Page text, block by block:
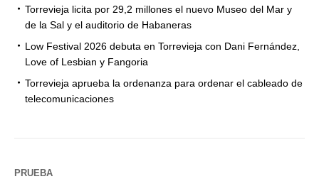
Torrevieja licita por 29,2 millones el nuevo Museo del Mar y
de la Sal y el auditorio de Habaneras
Low Festival 2026 debuta en Torrevieja con Dani Fernández,
Love of Lesbian y Fangoria
Torrevieja aprueba la ordenanza para ordenar el cableado de
telecomunicaciones
PRUEBA